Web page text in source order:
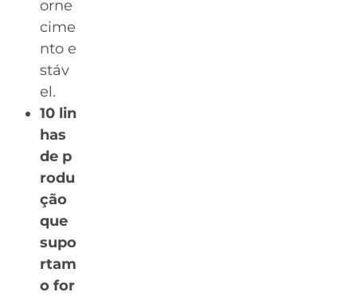
orne
cime
nto e
stáv
el.
10 lin
has
de p
rodu
ção
que
supo
rtam
o for